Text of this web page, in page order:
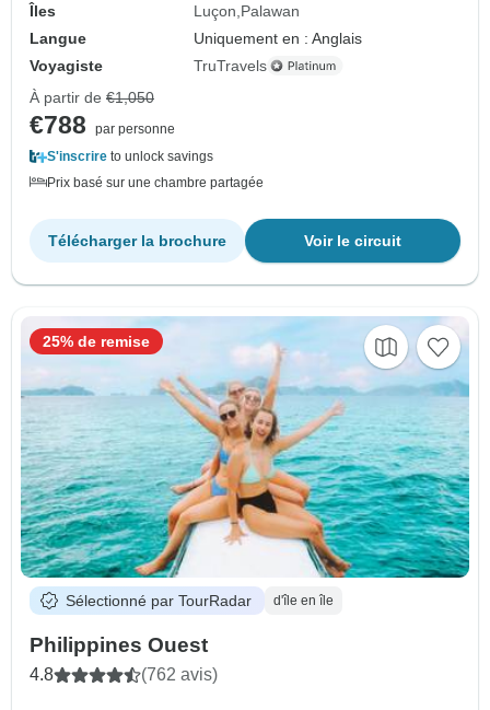
Îles
Luçon Palawan
Langue
Uniquement en : Anglais
Voyagiste
TruTravels
À partir de €1,050
€788
par personne
S'inscrire to unlock savings
Prix basé sur une chambre partagée
Voir le circuit
Télécharger la brochure
Sélectionné par TourRadar d'île en île
Philippines Ouest
4.8 (762 avis)
25% de remise